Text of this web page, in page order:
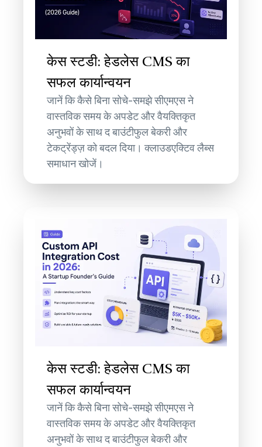
केस स्टडी: हेडलेस CMS का
सफल कार्यान्वयन
जानें कि कैसे बिना सोचे-समझे सीएमएस ने
वास्तविक समय के अपडेट और वैयक्तिकृत
अनुभवों के साथ द बाउंटीफुल बेकरी और
टेकट्रेंड्ज़ को बदल दिया। क्लाउडएक्टिव लैब्स
समाधान खोजें।
केस स्टडी: हेडलेस CMS का
सफल कार्यान्वयन
जानें कि कैसे बिना सोचे-समझे सीएमएस ने
वास्तविक समय के अपडेट और वैयक्तिकृत
अनुभवों के साथ द बाउंटीफुल बेकरी और